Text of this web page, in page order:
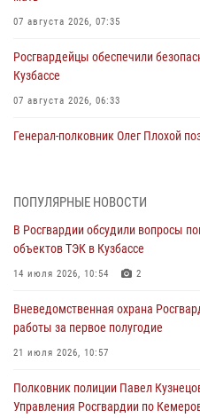
07 августа 2026, 07:35
Росгвардейцы обеспечили
Кузбассе
07 августа 2026, 06:33
Генерал-полковник Олег Плохой
07 августа 2026, 05:32
С 1 сентября 2026 года вступает в
частной охранной деятельности
06 августа 2026, 10:19
Росгвардейцы задержали
ножевого ранения кемеровчанину
06 августа 2026, 09:18
Росгвардейцы задержали
горожанки
ПОПУЛЯРНЫЕ НОВОСТИ
В Росгвардии обсудили вопросы
объектов ТЭК в Кузбассе
14 июля 2026, 10:54 2
Вневедомственная охрана
работы за первое полугодие
21 июля 2026, 10:57
Полковник полиции Павел
Управления Росгвардии по